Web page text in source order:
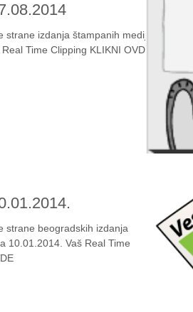
strane izdanja štampanih medija
Time Clipping KLIKNI OVDE
strane beogradskih izdanja
10.01.2014. Vaš Real Time